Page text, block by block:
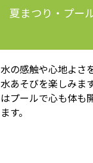
夏まつり・プー
水の感触や心地よさ
水あそびを楽しみま
はプールで心も体も
ます。